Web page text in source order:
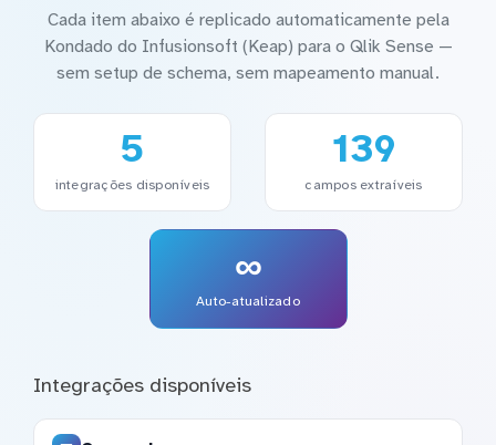
Cada item abaixo é replicado automaticamente pela
Kondado do Infusionsoft (Keap) para o Qlik Sense —
sem setup de schema, sem mapeamento manual.
5
integrações disponíveis
139
campos extraíveis
∞
Auto-atualizado
Integrações disponíveis